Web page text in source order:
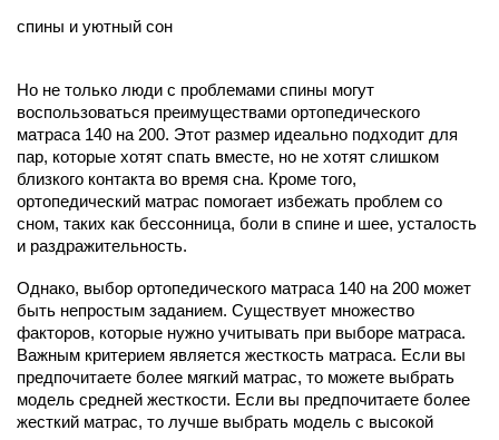
спины и уютный сон
Но не только люди с проблемами спины могут
воспользоваться преимуществами ортопедического
матраса 140 на 200. Этот размер идеально подходит для
пар, которые хотят спать вместе, но не хотят слишком
близкого контакта во время сна. Кроме того,
ортопедический матрас помогает избежать проблем со
сном, таких как бессонница, боли в спине и шее, усталость
и раздражительность.
Однако, выбор ортопедического матраса 140 на 200 может
быть непростым заданием. Существует множество
факторов, которые нужно учитывать при выборе матраса.
Важным критерием является жесткость матраса. Если вы
предпочитаете более мягкий матрас, то можете выбрать
модель средней жесткости. Если вы предпочитаете более
жесткий матрас, то лучше выбрать модель с высокой